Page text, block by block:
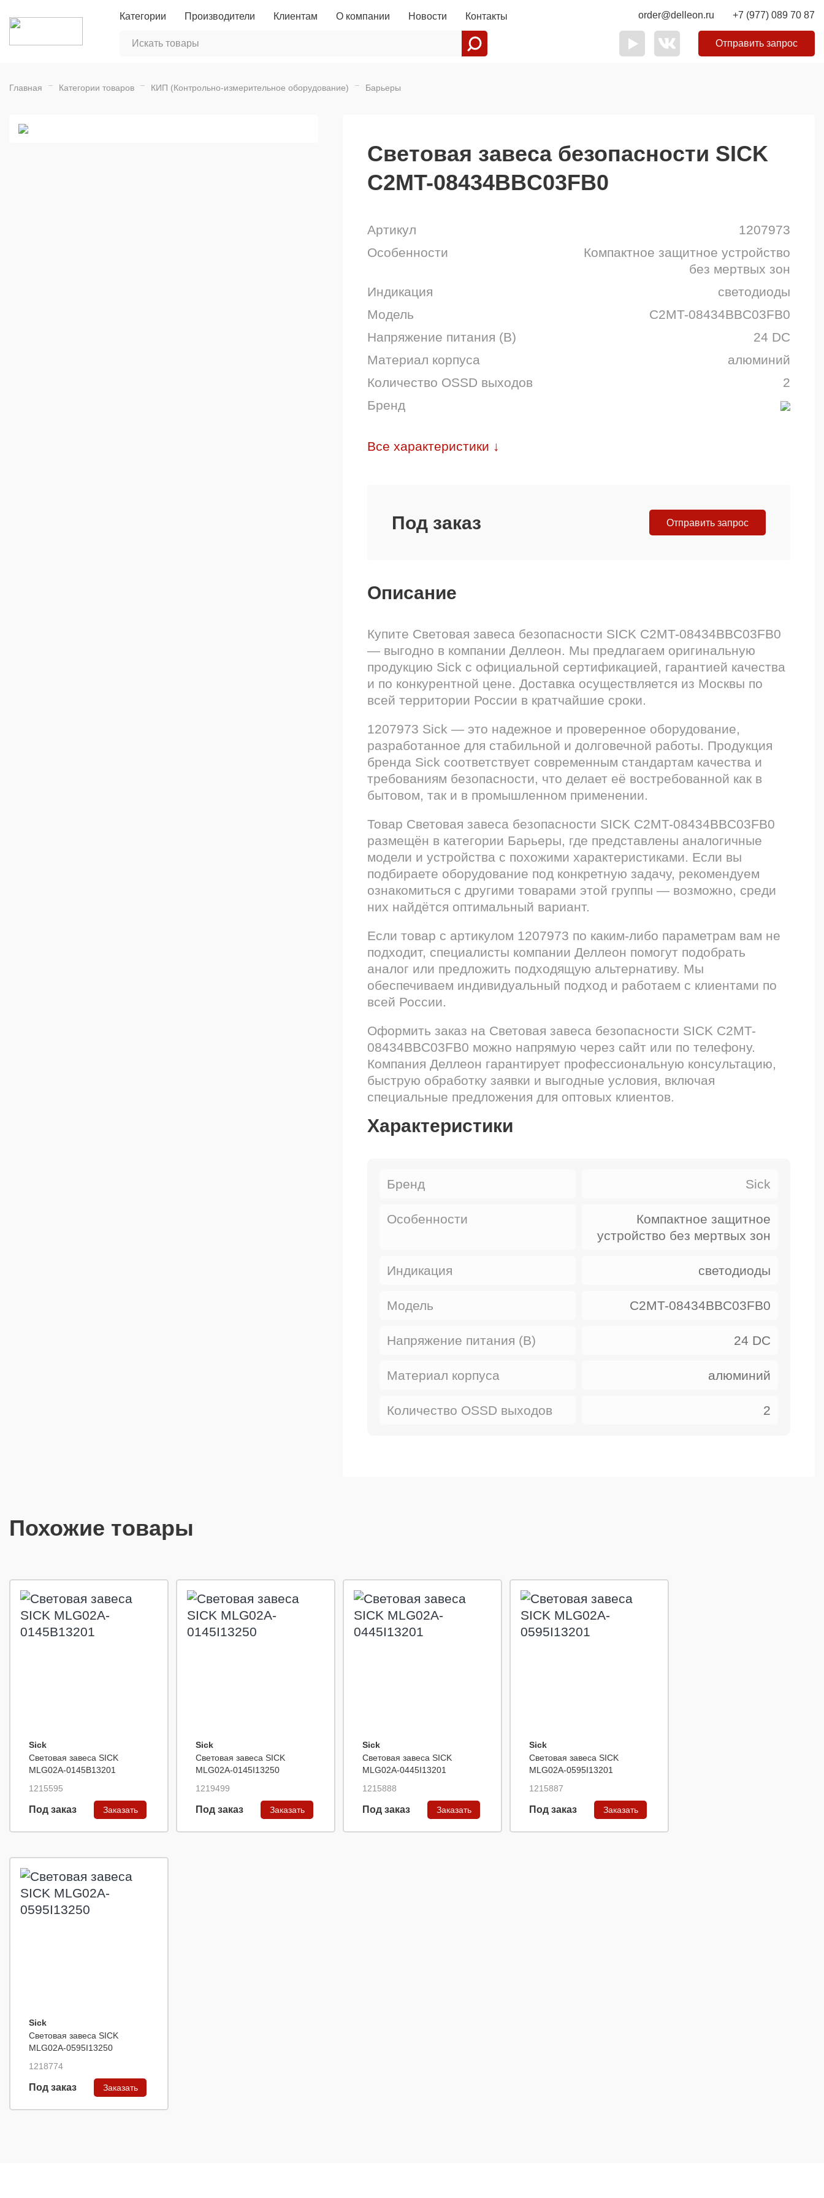
Категории Производители Клиентам О компании Новости Контакты order@delleon.ru +7 (977) 089 70 87
Отправить запрос
Главная Категории товаров КИП (Контрольно-измерительное оборудование) Барьеры
Световая завеса безопасности SICK
C2MT-08434BBC03FB0
Артикул
1207973
Особенности
Компактное защитное устройство
без мертвых зон
Индикация
светодиоды
Модель
C2MT-08434BBC03FB0
Напряжение питания (В)
24 DC
Материал корпуса
алюминий
Количество OSSD выходов
2
Бренд
Все характеристики ↓
Под заказ Отправить запрос
Описание
Купите Световая завеса безопасности SICK C2MT-08434BBC03FB0
— выгодно в компании Деллеон. Мы предлагаем оригинальную
продукцию Sick с официальной сертификацией, гарантией качества
и по конкурентной цене. Доставка осуществляется из Москвы по
всей территории России в кратчайшие сроки.
1207973 Sick — это надежное и проверенное оборудование,
разработанное для стабильной и долговечной работы. Продукция
бренда Sick соответствует современным стандартам качества и
требованиям безопасности, что делает её востребованной как в
бытовом, так и в промышленном применении.
Товар Световая завеса безопасности SICK C2MT-08434BBC03FB0
размещён в категории Барьеры, где представлены аналогичные
модели и устройства с похожими характеристиками. Если вы
подбираете оборудование под конкретную задачу, рекомендуем
ознакомиться с другими товарами этой группы — возможно, среди
них найдётся оптимальный вариант.
Если товар с артикулом 1207973 по каким-либо параметрам вам не
подходит, специалисты компании Деллеон помогут подобрать
аналог или предложить подходящую альтернативу. Мы
обеспечиваем индивидуальный подход и работаем с клиентами по
всей России.
Оформить заказ на Световая завеса безопасности SICK C2MT-
08434BBC03FB0 можно напрямую через сайт или по телефону.
Компания Деллеон гарантирует профессиональную консультацию,
быструю обработку заявки и выгодные условия, включая
специальные предложения для оптовых клиентов.
Характеристики
Бренд Sick
Особенности
Компактное защитное
устройство без мертвых зон
Индикация светодиоды
Модель C2MT-08434BBC03FB0
Напряжение питания (В) 24 DC
Материал корпуса алюминий
Количество OSSD выходов 2
Похожие товары
Sick
Световая завеса SICK
MLG02A-0145B13201
1215595
Под заказ Заказать
Sick
Световая завеса SICK
MLG02A-0145I13250
1219499
Под заказ Заказать
Sick
Световая завеса SICK
MLG02A-0445I13201
1215888
Под заказ Заказать
Sick
Световая завеса SICK
MLG02A-0595I13201
1215887
Под заказ Заказать
Sick
Световая завеса SICK
MLG02A-0595I13250
1218774
Под заказ Заказать